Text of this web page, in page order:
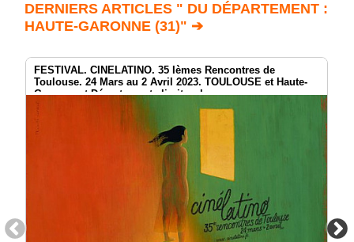
DERNIERS ARTICLES " DU DÉPARTEMENT :
HAUTE-GARONNE (31)" ➔
FESTIVAL. CINELATINO. 35 Ièmes Rencontres de
Toulouse. 24 Mars au 2 Avril 2023. TOULOUSE et Haute-
Garonne et Départements limitrophes.